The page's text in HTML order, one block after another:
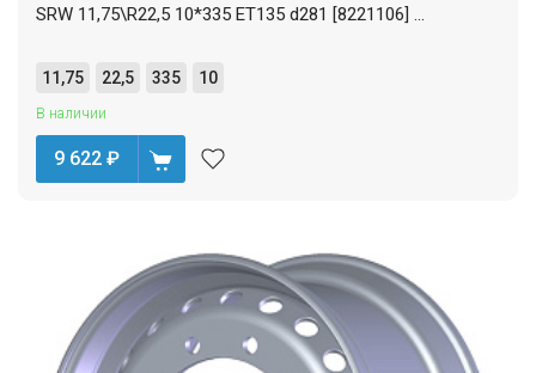
SRW 11,75\R22,5 10*335 ET135 d281 [8221106] ...
11,75 22,5 335 10
В наличии
9 622 ₽